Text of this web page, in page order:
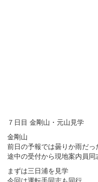
７日目 金剛山・元山見学
金剛山
前日の予報では曇りか雨だっ
途中の受付から現地案内員同
まずは三日浦を見学
今回は運転手同志も同行。